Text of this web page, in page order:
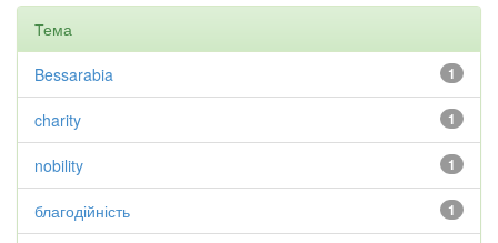
Тема
1
Bessarabia
1
charity
1
nobility
1
благодійність